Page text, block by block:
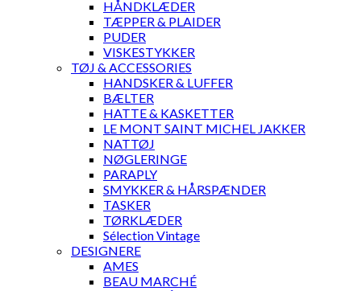
HÅNDKLÆDER
TÆPPER & PLAIDER
PUDER
VISKESTYKKER
TØJ & ACCESSORIES
HANDSKER & LUFFER
BÆLTER
HATTE & KASKETTER
LE MONT SAINT MICHEL JAKKER
NATTØJ
NØGLERINGE
PARAPLY
SMYKKER & HÅRSPÆNDER
TASKER
TØRKLÆDER
Sélection Vintage
DESIGNERE
AMES
BEAU MARCHÉ